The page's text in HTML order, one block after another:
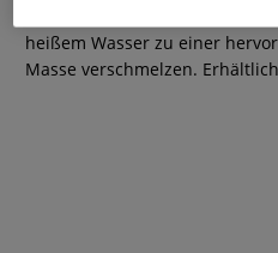
heißem Wasser zu einer
Masse verschmelzen.